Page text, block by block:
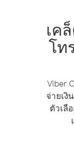
เค
โท
Viber
จ่ายเงิ
ตัวเลื